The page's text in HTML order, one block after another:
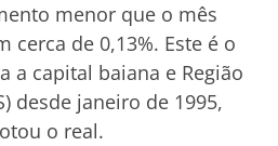
menor que o mês
cerca de 0,13%. Este é o
a capital baiana e Região
desde janeiro de 1995,
o real.